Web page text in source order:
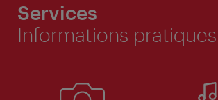
Services
Informations pratiques